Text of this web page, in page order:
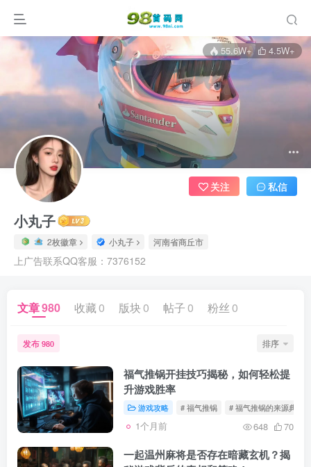
55.6W+ 4.5W+
小丸子
2枚徽章 小丸子 河南省商丘市
上广告联系QQ客服：7376152
关注 私信
文章980 收藏 0 版块 0 帖子 0 粉丝 0
发布 980 排序
福气推锅开挂技巧揭秘，如何轻松提
升游戏胜率
游戏攻略 # 福气推锅 # 福气推锅的来源典故
1个月前 648 70
一起温州麻将是否存在暗藏玄机？揭